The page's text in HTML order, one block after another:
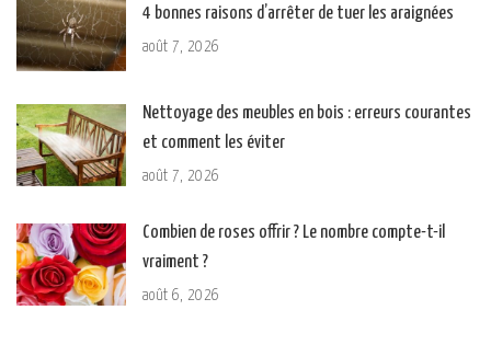
4 bonnes raisons d’arrêter de tuer les araignées
août 7, 2026
Nettoyage des meubles en bois : erreurs courantes
et comment les éviter
août 7, 2026
Combien de roses offrir ? Le nombre compte-t-il
vraiment ?
août 6, 2026